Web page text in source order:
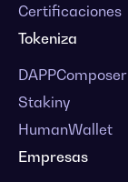
Certificaciones
Tokeniza
DAPPComposer
Stakiny
HumanWallet
Empresas